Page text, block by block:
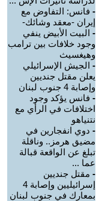
- فانس: التفاوض مع
إيران -معقد وشائك-
- البيت الأبيض ينفي
وجود خلافات بين ترامب
وهيغسيث
- الجيش الإسرائيلي
يعلن مقتل جنديين
وإصابة 4 جنوب لبنان
- فانس يؤكد وجود
اختلافات في الرأي مع
نتنياهو
- دوي انفجارين في
مضيق هرمز.. وناقلة
تبلغ عن الواقعة قبالة
عما ...
- مقتل جنديين
إسرائيليين وإصابة 4
بمعارك في جنوب لبنان